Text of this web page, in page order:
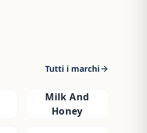
Tutti i marchi
Milk And
Honey